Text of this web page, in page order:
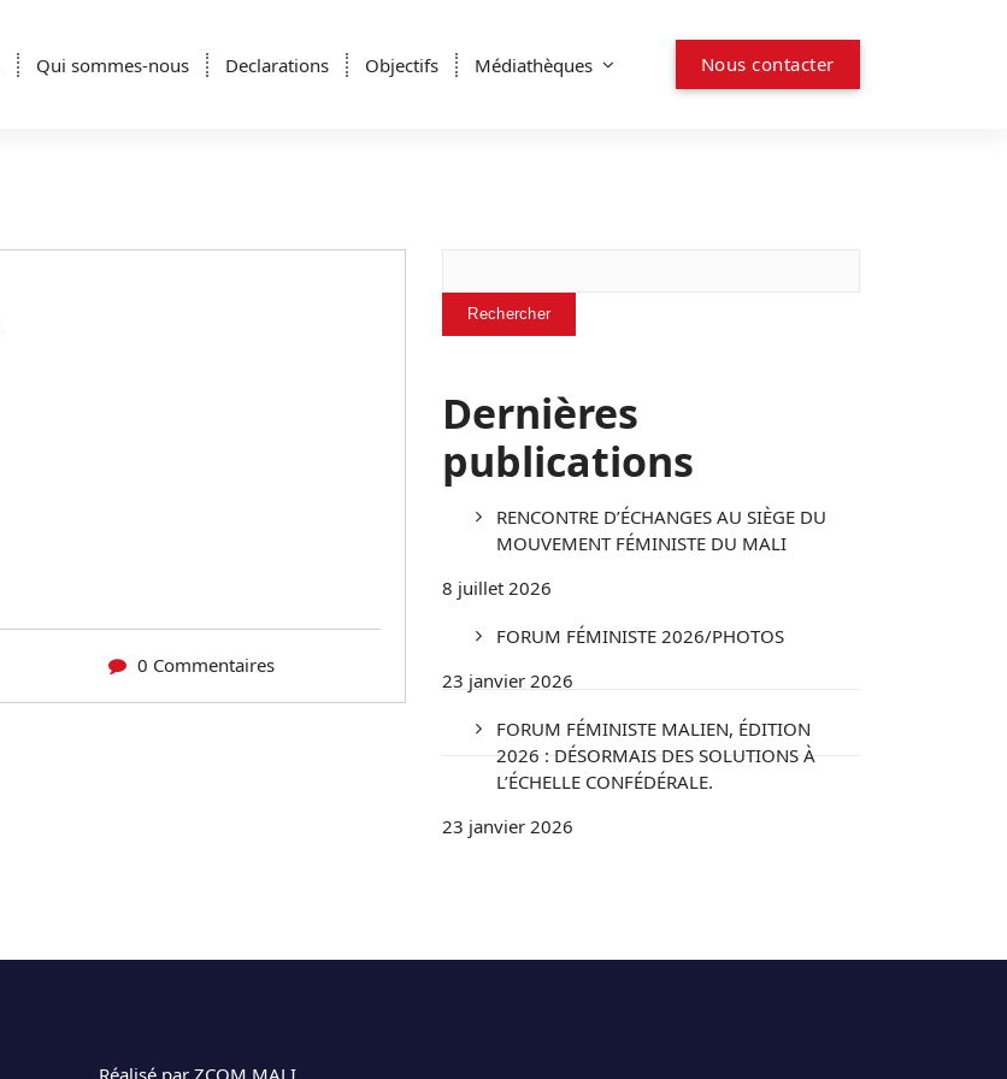
Qui sommes-nous Declarations Objectifs Médiathèques Nous contacter
0 Commentaires
Rechercher
Dernières
publications
RENCONTRE D’ÉCHANGES AU SIÈGE DU
MOUVEMENT FÉMINISTE DU MALI
8 juillet 2026
FORUM FÉMINISTE 2026/PHOTOS
23 janvier 2026
FORUM FÉMINISTE MALIEN, ÉDITION
2026 : DÉSORMAIS DES SOLUTIONS À
L’ÉCHELLE CONFÉDÉRALE.
23 janvier 2026